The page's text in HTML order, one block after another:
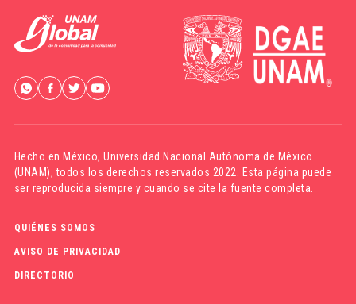
Hecho en México,Universidad Nacional Autónoma de México
(UNAM), todos los derechos reservados 2022. Esta página puede
ser reproducida siempre y cuando se cite la fuente completa.
QUIÉNES SOMOS
AVISO DE PRIVACIDAD
DIRECTORIO